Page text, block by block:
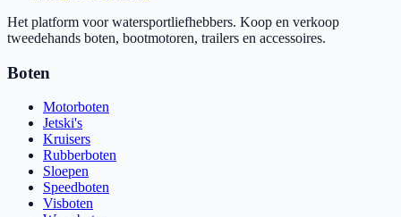
Het platform voor watersportliefhebbers. Koop en verkoop
tweedehands boten, bootmotoren, trailers en accessoires.
Boten
Motorboten
Jetski's
Kruisers
Rubberboten
Sloepen
Speedboten
Visboten